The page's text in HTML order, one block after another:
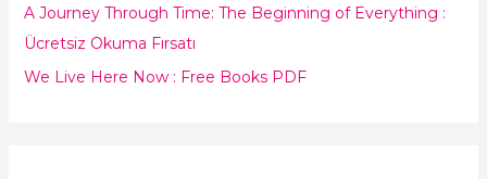
:A Journey Through Time: The Beginning of Everything :
Ücretsiz Okuma Fırsatı
We Live Here Now : Free Books PDF